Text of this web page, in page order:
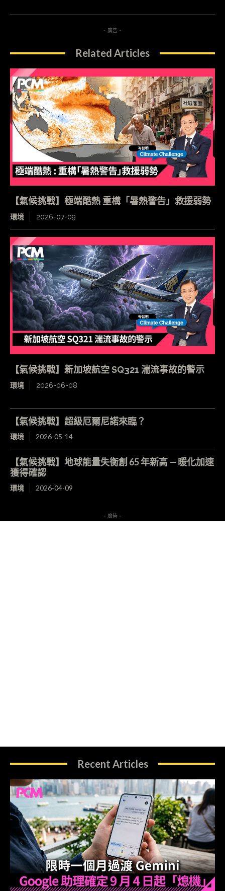
- 廣告 -
Related Articles
【氣候挑戰】極端酷熱 重構「暑熱警告」救援弱勢
環境 2026-07-09
【氣候挑戰】新加坡航空 SQ321 湍流事故的警示
環境 2026-06-08
【氣候挑戰】超級厄爾尼諾來臨？
環境 2026-05-14
【氣候挑戰】地球能量失衡創 65 年新高 — 暖化加速
獲得確認
環境 2026-04-09
- 廣告 -
Recent Articles